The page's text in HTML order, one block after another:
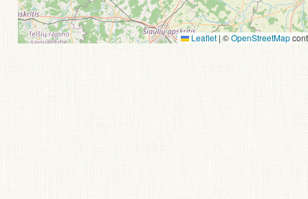
Leaflet | ©OpenStreetMap